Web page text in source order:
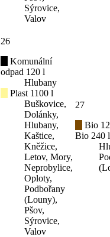
Sýrovice,
Valov
26
Komunální
odpad 120 l
Hlubany
Plast 1100 l
Buškovice,
Dolánky,
Hlubany,
Kaštice,
Kněžice,
Letov, Mory,
Neprobylice,
Oploty,
Podbořany
(Louny),
Pšov,
Sýrovice,
Valov
27
Bio
Bio 240 l